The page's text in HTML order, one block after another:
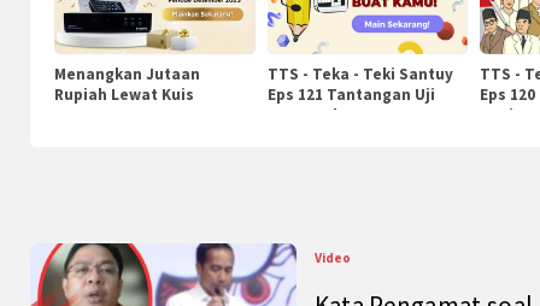
Menangkan Jutaan
Rupiah Lewat Kuis
TTS - Teka - Teki Santuy
Eps 121 Tantangan Uji
Pengetahuan
TTS -
Eps
Video